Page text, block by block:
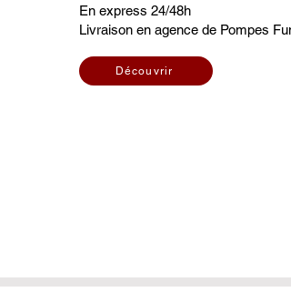
En express 24/48h
Livraison en agence de Pompes
Découvrir